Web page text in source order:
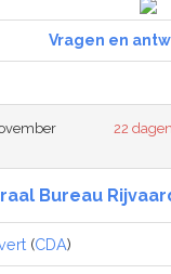
Vragen en
22 dagen
Bureau
(CDA)